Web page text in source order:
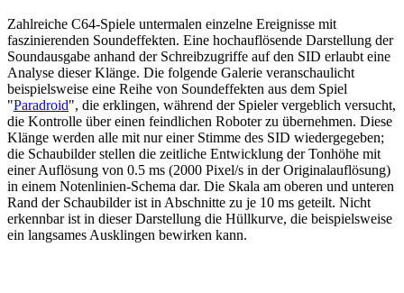
Zahlreiche C64-Spiele untermalen einzelne Ereignisse mit
faszinierenden Soundeffekten. Eine hochauflösende Darstellung der
Soundausgabe anhand der Schreibzugriffe auf den SID erlaubt eine
Analyse dieser Klänge. Die folgende Galerie veranschaulicht
beispielsweise eine Reihe von Soundeffekten aus dem Spiel
"Paradroid", die erklingen, während der Spieler vergeblich versucht,
die Kontrolle über einen feindlichen Roboter zu übernehmen. Diese
Klänge werden alle mit nur einer Stimme des SID wiedergegeben;
die Schaubilder stellen die zeitliche Entwicklung der Tonhöhe mit
einer Auflösung von 0.5 ms (2000 Pixel/s in der Originalauflösung)
in einem Notenlinien-Schema dar. Die Skala am oberen und unteren
Rand der Schaubilder ist in Abschnitte zu je 10 ms geteilt. Nicht
erkennbar ist in dieser Darstellung die Hüllkurve, die beispielsweise
ein langsames Ausklingen bewirken kann.